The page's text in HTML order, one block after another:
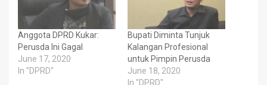
Anggota DPRD Kukar:
Perusda Ini Gagal
June 17, 2020
In "DPRD"
Bupati Diminta Tunjuk
Kalangan Profesional
untuk Pimpin Perusda
June 18, 2020
In "DPRD"